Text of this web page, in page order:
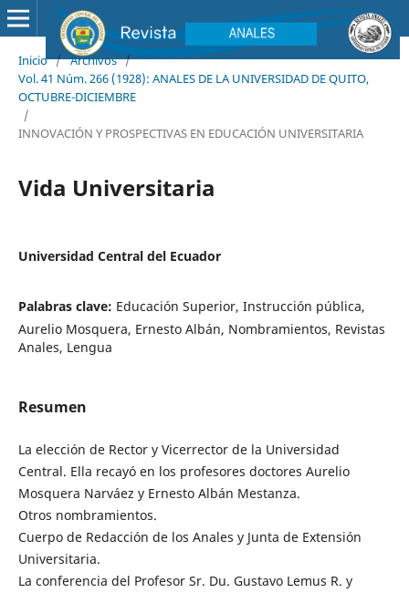
Inicio / Archivos /
Vol. 41 Núm. 266 (1928): ANALES DE LA UNIVERSIDAD DE QUITO,
OCTUBRE-DICIEMBRE
/
INNOVACIÓN Y PROSPECTIVAS EN EDUCACIÓN UNIVERSITARIA
Vida Universitaria
Universidad Central del Ecuador
Palabras clave: Educación Superior, Instrucción pública,
Aurelio Mosquera, Ernesto Albán, Nombramientos, Revistas
Anales, Lengua
Resumen
La elección de Rector y Vicerrector de la Universidad
Central. Ella recayó en los profesores doctores Aurelio
Mosquera Narváez y Ernesto Albán Mestanza.
Otros nombramientos.
Cuerpo de Redacción de los Anales y Junta de Extensión
Universitaria.
La conferencia del Profesor Sr. Du. Gustavo Lemus R. y